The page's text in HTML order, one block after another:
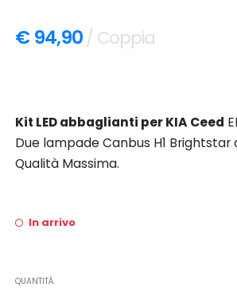
€ 94,90 / Coppia
Kit LED abbaglianti per KIA Ceed
Due lampade Canbus H1 Brightstar
Qualità Massima.
In arrivo
QUANTITÀ